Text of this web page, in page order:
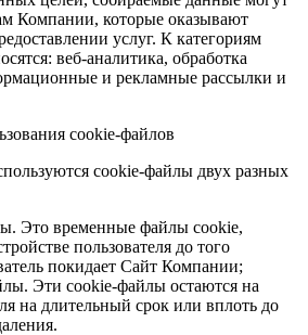
Компании, которые оказывают
услуг. К категориям
веб-аналитика, обработка
и рекламные рассылки и
cookie-файлов
cookie-файлы двух разных
Это временные файлы cookie,
пользователя до того
покидает Сайт Компании;
Эти cookie-файлы остаются на
на длительный срок или вплоть до